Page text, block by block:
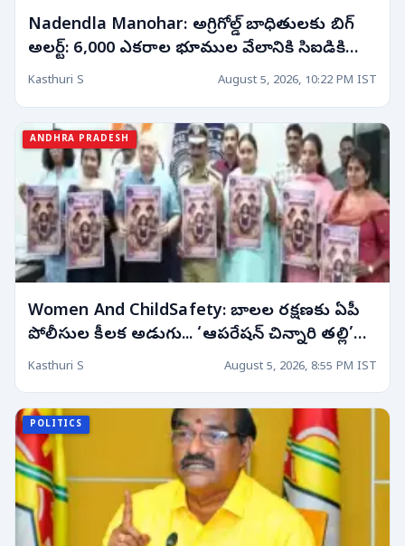
Nadendla Manohar: అగ్రిగోల్డ్ బాధితులకు బిగ్
అలర్ట్: 6,000 ఎకరాల భూముల వేలానికి సిఐడికి
ఆదేశాలు!
Kasthuri S August 5, 2026, 10:22 PM IST
ANDHRA PRADESH
Women And ChildSafety: బాలల రక్షణకు ఏపీ
పోలీసుల కీలక అడుగు... ‘ఆపరేషన్ చిన్నారి తల్లి’
ప్రారంభం!
Kasthuri S August 5, 2026, 8:55 PM IST
POLITICS